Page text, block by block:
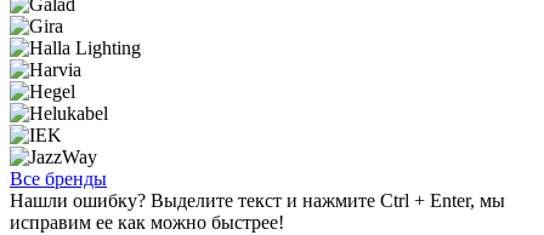
Все бренды
Нашли ошибку? Выделите текст и нажмите Ctrl + Enter, мы
исправим ее как можно быстрее!